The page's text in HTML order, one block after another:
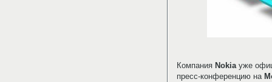
Компания Nokiaуже
пресс-конференцию на